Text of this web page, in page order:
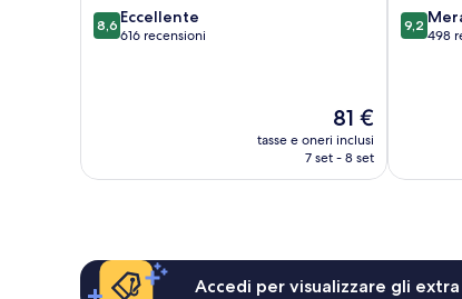
8.6
su
8,6 Eccellente
616 recensioni
Il
prezzo
attuale
81 €
tasse e oneri inclusi
7 set - 8 set
9.2
su
9,2
498
Accedi per visualizzare gli